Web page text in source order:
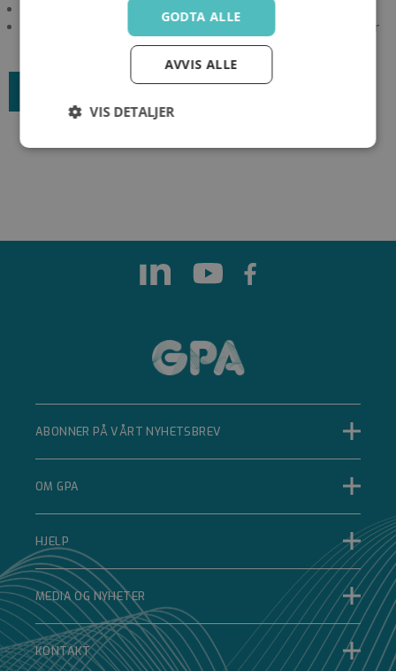
Belastes kr. 500,-. Miljøgebyr kan tilkomme
Dersom ikke annet er avtalt, sendes varene i retur for
kundens regning
ABONNER PÅ VÅRT NYHETSBREV
OM GPA
HJELP
MEDIA OG NYHETER
KONTAKT
GODTA ALLE
AVVIS ALLE
VIS DETALJER
Strengt
Ytelse Målretting
Strengt nødvendig Ytelse
kjernefunksjoner på nettstedet, som
Nettstedet kan ikke brukes riktig uten strengt
/Domene
Cloudflare Inc.
.hubspot.com
29 minutter 33
sekunder
Denne
informasjonskapselen
brukes til å skille